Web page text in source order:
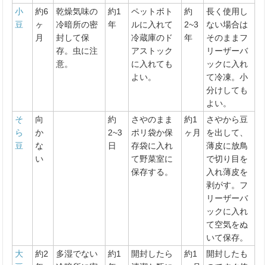
小
豆
約6
ヶ
月
乾燥気味の
冷暗所の密
封して保
存。虫に注
意。
約1
年
ペットボト
ルに入れて
冷蔵庫のド
アストック
に入れても
よい。
約
2~3
年
長く使用し
ない場合は
そのままフ
リーザーバ
ックに入れ
て冷凍。小
分けしても
よい。
そ
ら
豆
向
か
な
い
約
2~3
日
さやのまま
ポリ袋か保
存袋に入れ
て野菜室に
保存する。
約1
ヶ月
さやから豆
を出して、
薄皮に放鳥
で切り目を
入れ薄皮を
剥がす。フ
リーザーバ
ックに入れ
て空気をぬ
いて保存。
大
約2
多湿でない
約1
開封したら
約1
開封したも